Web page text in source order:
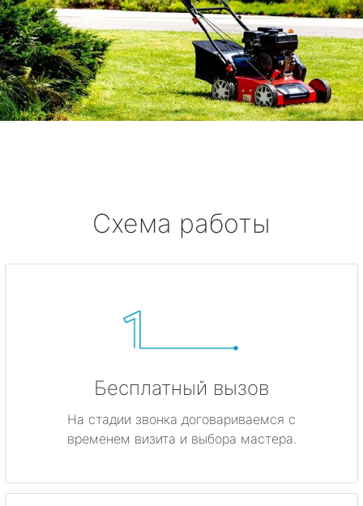
Схема работы
Бесплатный вызов
На стадии звонка договариваемся с
временем визита и выбора мастера.